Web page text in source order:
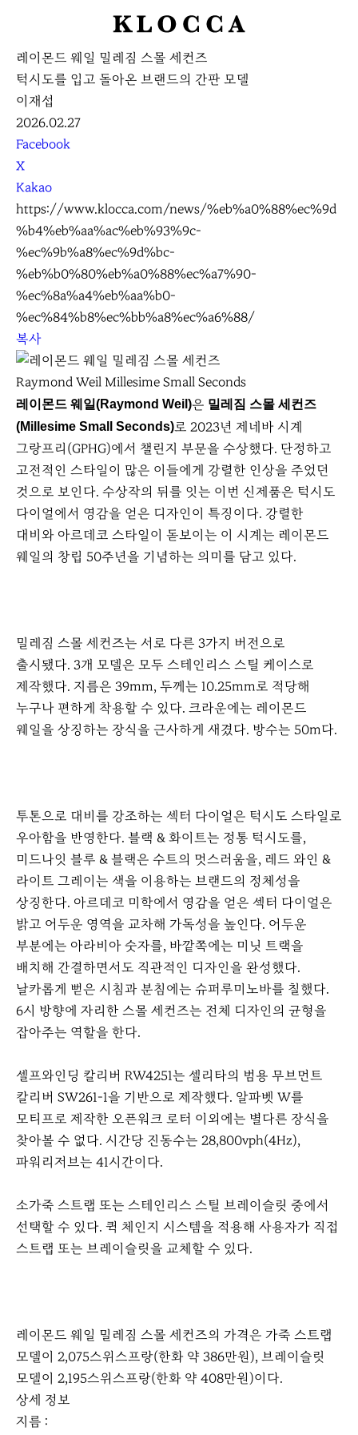
K
O
C
레이몬드 웨일 밀레짐 스몰 세컨즈
턱시도를 입고 돌아온 브랜드의 간판 모델
이재섭
2026.02.27
S
N
S
S
h
a
r
e
Facebook
X
Kakao
https://www.klocca.com/news/%eb%a0%88%ec%9d
%b4%eb%aa%ac%eb%93%9c-
%ec%9b%a8%ec%9d%bc-
%eb%b0%80%eb%a0%88%ec%a7%90-
%ec%8a%a4%eb%aa%b0-
%ec%84%b8%ec%bb%a8%ec%a6%88/
복사
Raymond Weil Millesime Small Seconds
레이몬드 웨일(Raymond Weil)은 밀레짐 스몰 세컨즈
(Millesime Small Seconds)로 2023년 제네바 시계
그랑프리(GPHG)에서 챌린지 부문을 수상했다. 단정하고
고전적인 스타일이 많은 이들에게 강렬한 인상을 주었던
것으로 보인다. 수상작의 뒤를 잇는 이번 신제품은 턱시도
다이얼에서 영감을 얻은 디자인이 특징이다. 강렬한
대비와 아르데코 스타일이 돋보이는 이 시계는 레이몬드
웨일의 창립 50주년을 기념하는 의미를 담고 있다.
밀레짐 스몰 세컨즈는 서로 다른 3가지 버전으로
출시됐다. 3개 모델은 모두 스테인리스 스틸 케이스로
제작했다. 지름은 39mm, 두께는 10.25mm로 적당해
누구나 편하게 착용할 수 있다. 크라운에는 레이몬드
웨일을 상징하는 장식을 근사하게 새겼다. 방수는 50m다.
투톤으로 대비를 강조하는 섹터 다이얼은 턱시도 스타일로
우아함을 반영한다. 블랙 & 화이트는 정통 턱시도를,
미드나잇 블루 & 블랙은 수트의 멋스러움을, 레드 와인 &
라이트 그레이는 색을 이용하는 브랜드의 정체성을
상징한다. 아르데코 미학에서 영감을 얻은 섹터 다이얼은
밝고 어두운 영역을 교차해 가독성을 높인다. 어두운
부분에는 아라비아 숫자를, 바깥쪽에는 미닛 트랙을
배치해 간결하면서도 직관적인 디자인을 완성했다.
날카롭게 뻗은 시침과 분침에는 슈퍼루미노바를 칠했다.
6시 방향에 자리한 스몰 세컨즈는 전체 디자인의 균형을
잡아주는 역할을 한다.
셀프와인딩 칼리버 RW4251는 셀리타의 범용 무브먼트
칼리버 SW261-1을 기반으로 제작했다. 알파벳 W를
모티프로 제작한 오픈워크 로터 이외에는 별다른 장식을
찾아볼 수 없다. 시간당 진동수는 28,800vph(4Hz),
파워리저브는 41시간이다.
소가죽 스트랩 또는 스테인리스 스틸 브레이슬릿 중에서
선택할 수 있다. 퀵 체인지 시스템을 적용해 사용자가 직접
스트랩 또는 브레이슬릿을 교체할 수 있다.
레이몬드 웨일 밀레짐 스몰 세컨즈의 가격은 가죽 스트랩
모델이 2,075스위스프랑(한화 약 386만원), 브레이슬릿
모델이 2,195스위스프랑(한화 약 408만원)이다.
상세 정보
지름 :